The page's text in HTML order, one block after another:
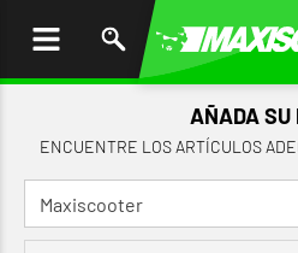
AÑADA SU
ENCUENTRE LOS ARTÍCULOS